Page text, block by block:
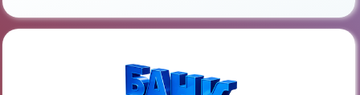
вывески, техническое
обслуживание вывесок, ремонт
подсветки, замена светодиодов,
прайс, цена, стоимость, прайс-